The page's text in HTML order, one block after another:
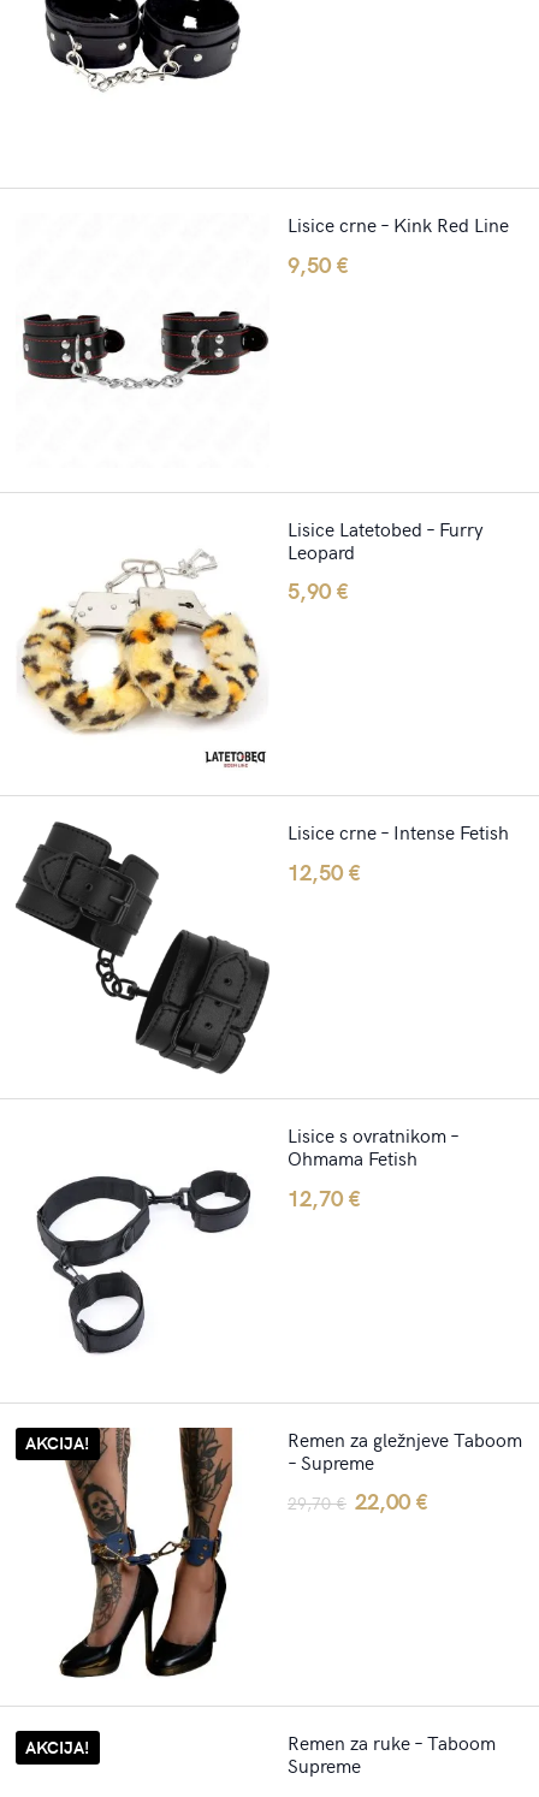
Lisice crne – Kink Red Line
9,50€
Lisice Latetobed – Furry
Leopard
5,90€
Lisice crne – Intense Fetish
12,50€
Lisice s ovratnikom –
Ohmama Fetish
12,70€
Remen za gležnjeve Taboom
– Supreme
AKCIJA!
29,70€ Original
22,00€
Remen za ruke – Taboom
Supreme
AKCIJA!